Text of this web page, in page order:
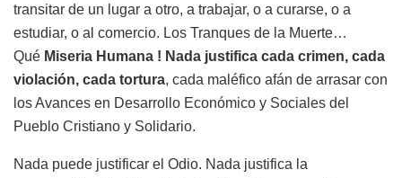
transitar de un lugar a otro, a trabajar, o a curarse, o a
estudiar, o al comercio. Los Tranques de la Muerte…
Qué Miseria Humana ! Nada justifica cada crimen, cada
violación, cada tortura, cada maléfico afán de arrasar con
los Avances en Desarrollo Económico y Sociales del
Pueblo Cristiano y Solidario.
Nada puede justificar el Odio. Nada justifica la